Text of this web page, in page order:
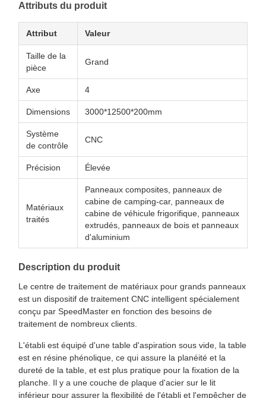
Attributs du produit
Attribut Valeur
Taille de la
pièce
Grand
Axe 4
Dimensions 3000*12500*200mm
Système
de contrôle
CNC
Précision Élevée
Matériaux
traités
Panneaux composites, panneaux de
cabine de camping-car, panneaux de
cabine de véhicule frigorifique, panneaux
extrudés, panneaux de bois et panneaux
d'aluminium
Description du produit
Le centre de traitement de matériaux pour grands panneaux
est un dispositif de traitement CNC intelligent spécialement
conçu par SpeedMaster en fonction des besoins de
traitement de nombreux clients.
L'établi est équipé d'une table d'aspiration sous vide, la table
est en résine phénolique, ce qui assure la planéité et la
dureté de la table, et est plus pratique pour la fixation de la
planche. Il y a une couche de plaque d'acier sur le lit
inférieur pour assurer la flexibilité de l'établi et l'empêcher de